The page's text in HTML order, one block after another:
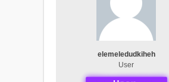
elemeledudkiheh
User